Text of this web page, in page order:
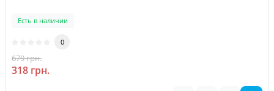
Есть в наличии
0
679 грн.
318 грн.